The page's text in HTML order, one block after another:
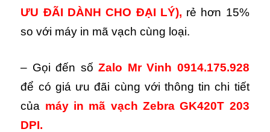
ƯU ĐÃI DÀNH CHO ĐẠI LÝ), rẻ hơn 15%
so với máy in mã vạch cùng loại.
– Gọi đến số Zalo Mr Vinh 0914.175.928
để có giá ưu đãi cùng với thông tin chi tiết
của máy in mã vạch Zebra GK420T 203
DPI.